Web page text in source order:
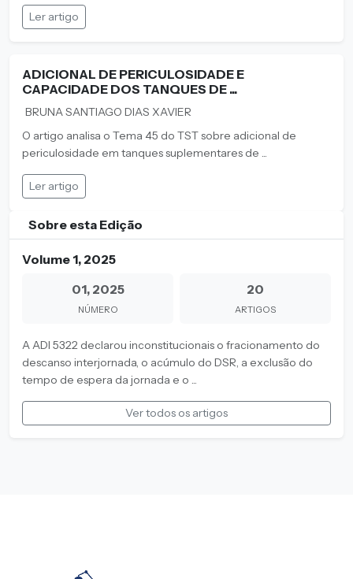
Ler artigo
ADICIONAL DE PERICULOSIDADE E
CAPACIDADE DOS TANQUES DE ...
BRUNA SANTIAGO DIAS XAVIER
O artigo analisa o Tema 45 do TST sobre adicional de
periculosidade em tanques suplementares de ...
Ler artigo
Sobre esta Edição
Volume 1, 2025
01, 2025
NÚMERO
20
ARTIGOS
A ADI 5322 declarou inconstitucionais o fracionamento do
descanso interjornada, o acúmulo do DSR, a exclusão do
tempo de espera da jornada e o ...
Ver todos os artigos